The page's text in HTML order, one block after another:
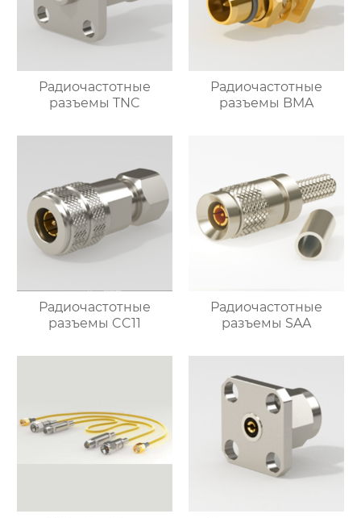
Радиочастотные
разъемы TNC
Радиочастотные
разъемы BMA
Радиочастотные
разъемы CC11
Радиочастотные
разъемы SAA